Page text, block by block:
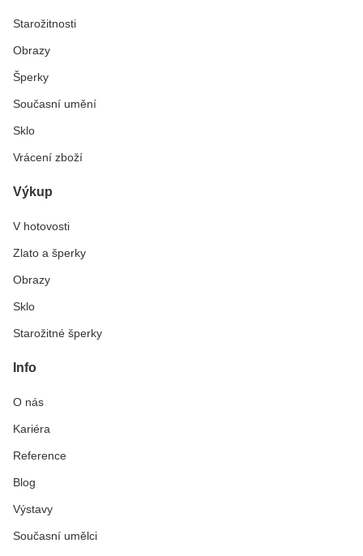
Starožitnosti
Obrazy
Šperky
Současní umění
Sklo
Vrácení zboží
Výkup
V hotovosti
Zlato a šperky
Obrazy
Sklo
Starožitné šperky
Info
O nás
Kariéra
Reference
Blog
Výstavy
Současní umělci